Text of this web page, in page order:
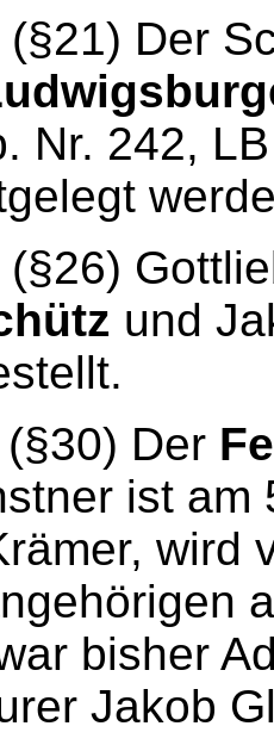
Der
Nr. 242,
und
Der
ist
wird
bisher
Jakob